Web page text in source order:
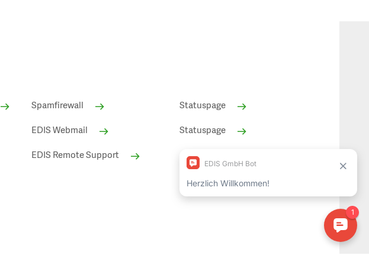
Spamfirewall
EDIS Webmail
EDIS Remote Support
Statuspage
Statuspage